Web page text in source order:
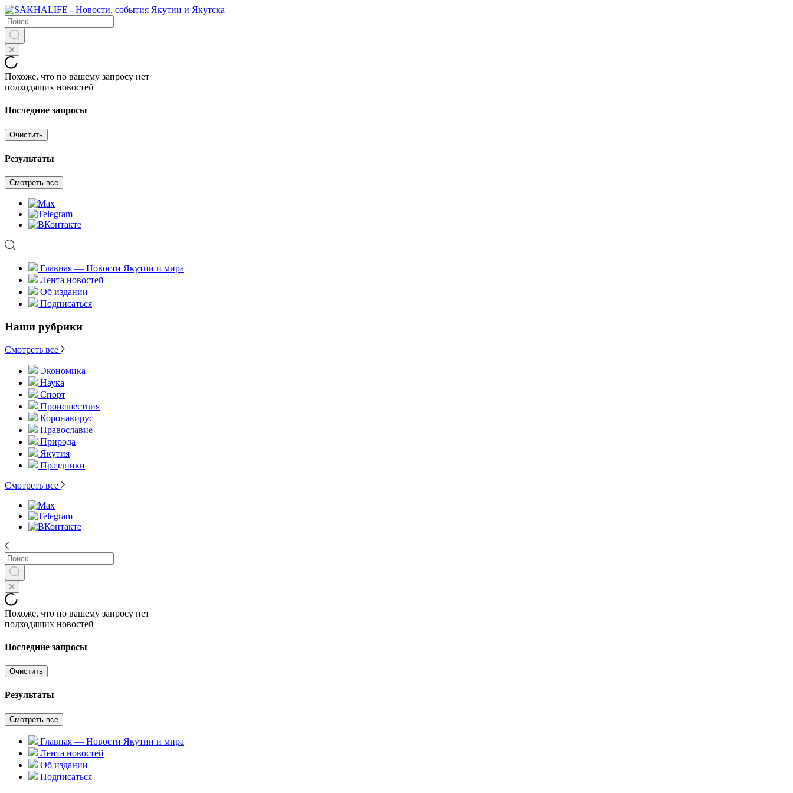
Похоже, что по вашему запросу нет
подходящих новостей
Последние запросы
Очистить
Результаты
Смотреть все
Главная — Новости Якутии и мира
Лента новостей
Об издании
Подписаться
Наши рубрики
Смотреть все
Экономика
Наука
Спорт
Происшествия
Коронавирус
Православие
Природа
Якутия
Праздники
Смотреть все
Похоже, что по вашему запросу нет
подходящих новостей
Последние запросы
Очистить
Результаты
Смотреть все
Главная — Новости Якутии и мира
Лента новостей
Об издании
Подписаться